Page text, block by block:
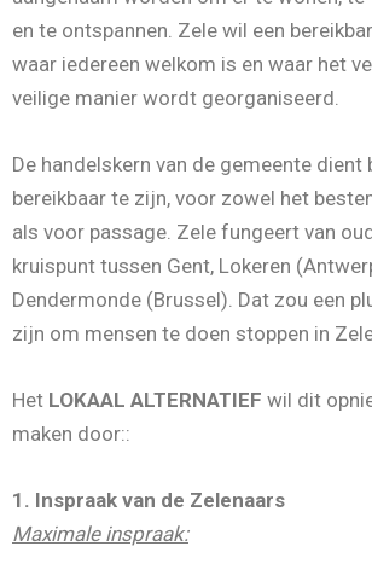
en te ontspannen. Zele wil een
waar iedereen welkom is en waar het
veilige manier wordt georganiseerd.
De handelskern van de gemeente
bereikbaar te zijn, voor zowel het
als voor passage. Zele fungeert van
kruispunt tussen Gent, Lokeren
Dendermonde (Brussel). Dat zou een
zijn om mensen te doen stoppen in
Het LOKAAL ALTERNATIEF wil dit
maken door::
1. Inspraak van de Zelenaars
Maximale inspraak: